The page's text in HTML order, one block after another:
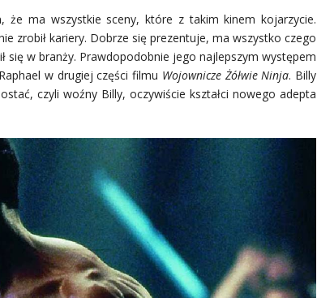
że ma wszystkie sceny, które z takim kinem kojarzycie.
zrobił kariery. Dobrze się prezentuje, ma wszystko czego
się w branży. Prawdopodobnie jego najlepszym występem
w drugiej części filmu Wojownicze Żółwie Ninja. Billy
czyli woźny Billy, oczywiście kształci nowego adepta